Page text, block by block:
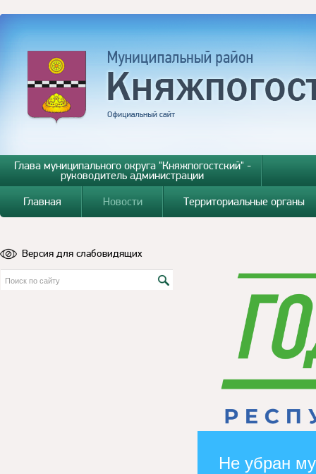
Глава муниципального округа "Княжпогостский" -
руководитель администрации
Главная
Новости Территориальные органы
Версия для слабовидящих
Не убран